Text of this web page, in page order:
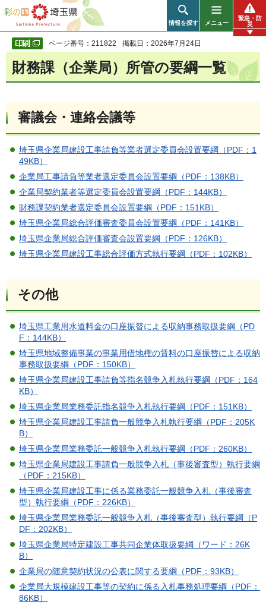
彩の国 埼玉県
情報を探す メニュー
緊急・防
災
ページ番号：211822 掲載日：2026年7月24日
財務課（企業局）所管の要綱一覧
審議会・連絡会議等
埼玉県企業局建設工事請負等業者選定委員会設置要綱（PDF：1
49KB）
企業局工事請負等業者選定委員会設置要綱（PDF：138KB）
企業局契約業者等選定委員会設置要綱（PDF：144KB）
財務課契約業者選定委員会設置要綱（PDF：151KB）
埼玉県企業局総合評価審査委員会設置要綱（PDF：141KB）
埼玉県企業局総合評価審査会設置要綱（PDF：126KB）
埼玉県企業局建設工事総合評価方式執行要綱（PDF：102KB）
その他
埼玉県工業用水道料金の口座振替による収納事務取扱要綱（PD
F：144KB）
埼玉県地域整備事業の事業用借地権の賃料の口座振替による収納
事務取扱要綱（PDF：150KB）
埼玉県企業局建設工事請負等指名競争入札執行要綱（PDF：164
KB）
埼玉県企業局業務委託指名競争入札執行要綱（PDF：151KB）
埼玉県企業局建設工事請負一般競争入札執行要綱（PDF：205K
B）
埼玉県企業局業務委託一般競争入札執行要綱（PDF：260KB）
埼玉県企業局建設工事請負一般競争入札（事後審査型）執行要綱
（PDF：215KB）
埼玉県企業局建設工事に係る業務委託一般競争入札（事後審査
型）執行要綱（PDF：226KB）
埼玉県企業局業務委託一般競争入札（事後審査型）執行要綱（P
DF：202KB）
埼玉県企業局特定建設工事共同企業体取扱要綱（ワード：26K
B）
企業局の随意契約状況の公表に関する要綱（PDF：93KB）
企業局大規模建設工事等の契約に係る入札事務処理要綱（PDF：
86KB）